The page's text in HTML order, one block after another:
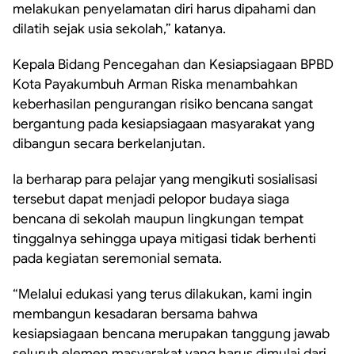
melakukan penyelamatan diri harus dipahami dan
dilatih sejak usia sekolah,” katanya.
Kepala Bidang Pencegahan dan Kesiapsiagaan BPBD
Kota Payakumbuh Arman Riska menambahkan
keberhasilan pengurangan risiko bencana sangat
bergantung pada kesiapsiagaan masyarakat yang
dibangun secara berkelanjutan.
Ia berharap para pelajar yang mengikuti sosialisasi
tersebut dapat menjadi pelopor budaya siaga
bencana di sekolah maupun lingkungan tempat
tinggalnya sehingga upaya mitigasi tidak berhenti
pada kegiatan seremonial semata.
“Melalui edukasi yang terus dilakukan, kami ingin
membangun kesadaran bersama bahwa
kesiapsiagaan bencana merupakan tanggung jawab